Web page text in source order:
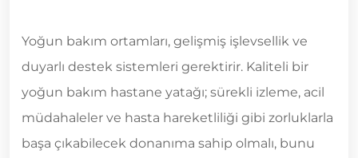
Yoğun bakım ortamları, gelişmiş işlevsellik ve
duyarlı destek sistemleri gerektirir. Kaliteli bir
yoğun bakım hastane yatağı; sürekli izleme, acil
müdahaleler ve hasta hareketliliği gibi zorluklarla
başa çıkabilecek donanıma sahip olmalı, bunu